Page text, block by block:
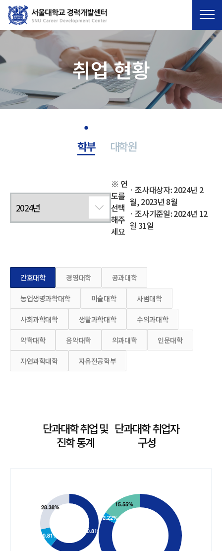
취업 현황
학부 대학원
※ 연
도를
선택
해주
세요
· 조사대상자: 2024년 2
월, 2023년 8월
· 조사기준일: 2024년 12
월 31일
간호대학 경영대학 공과대학
농업생명과학대학 미술대학 사범대학
사회과학대학 생활과학대학 수의과대학
약학대학 음악대학 의과대학 인문대학
자연과학대학 자유전공학부
단과대학 취업 및
진학 통계
단과대학 취업자
구성